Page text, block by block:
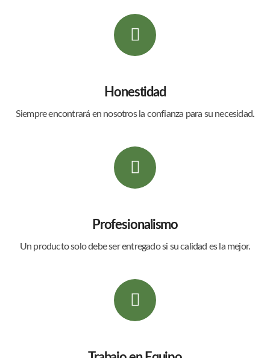
Honestidad
Siempre encontrará en nosotros la confianza para su necesidad.
Profesionalismo
Un producto solo debe ser entregado si su calidad es la mejor.